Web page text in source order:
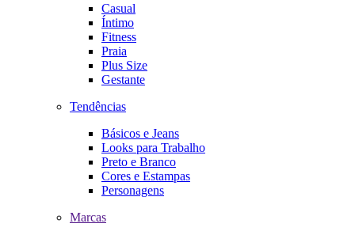
Casual
Íntimo
Fitness
Praia
Plus Size
Gestante
Tendências
Básicos e Jeans
Looks para Trabalho
Preto e Branco
Cores e Estampas
Personagens
Marcas